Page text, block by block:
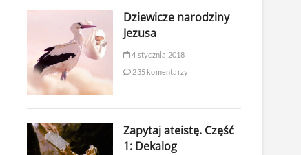
Dziewicze narodziny
Jezusa
4 stycznia 2018
235 komentarzy
Zapytaj ateistę. Część
1: Dekalog